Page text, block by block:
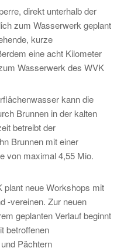
direkt unterhalb der
zum Wasserwerk geplant
kurze
eine acht Kilometer
Wasserwerk des WVK
kann die
Brunnen in der kalten
betreibt der
Brunnen mit einer
von maximal 4,55 Mio.
plant neue Workshops mit
-vereinen. Zur neuen
geplanten Verlauf beginnt
betroffenen
Pächtern